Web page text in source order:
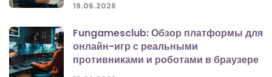
19.06.2026
Fungamesclub: Обзор платформы для
онлайн-игр с реальными
противниками и роботами в браузере